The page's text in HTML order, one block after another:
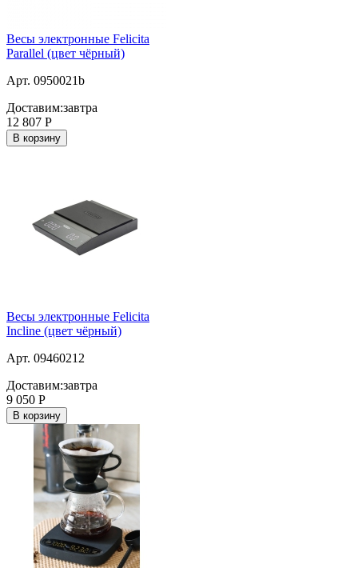
Весы электронные Felicita
Parallel (цвет чёрный)
Арт. 0950021b
Доставим:завтра
12 807 Р
В корзину
Весы электронные Felicita
Incline (цвет чёрный)
Арт. 09460212
Доставим:завтра
9 050 Р
В корзину